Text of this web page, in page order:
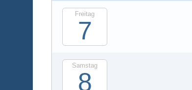
Freitag
7
Samstag
8